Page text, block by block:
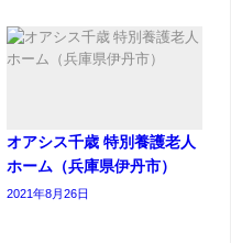
オアシス千歳 特別養護老人
ホーム（兵庫県伊丹市）
2021年8月26日